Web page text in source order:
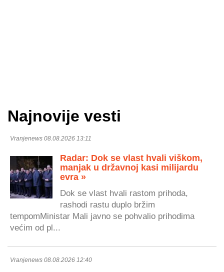
Najnovije vesti
Vranjenews 08.08.2026 13:11
Radar: Dok se vlast hvali viškom,
manjak u državnoj kasi milijardu
evra »
Dok se vlast hvali rastom prihoda,
rashodi rastu duplo bržim
tempomMinistar Mali javno se pohvalio prihodima
većim od pl...
Vranjenews 08.08.2026 12:40